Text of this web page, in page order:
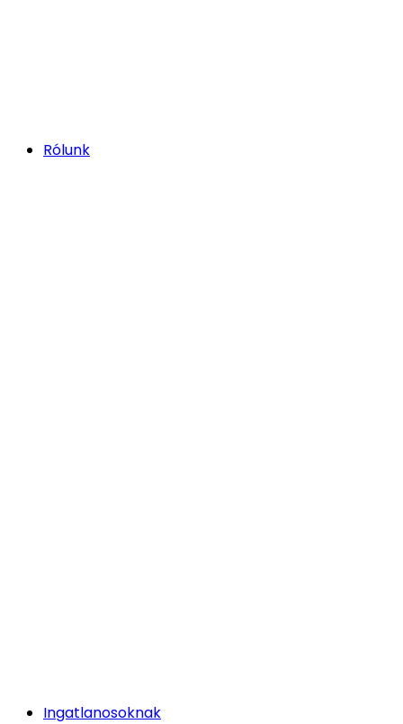
Rólunk
Ingatlanosoknak